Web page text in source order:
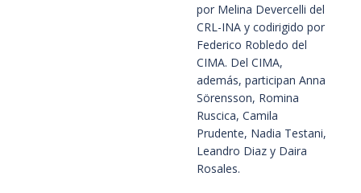
por Melina Devercelli del
CRL-INA y codirigido por
Federico Robledo del
CIMA. Del CIMA,
además, participan Anna
Sörensson, Romina
Ruscica, Camila
Prudente, Nadia Testani,
Leandro Diaz y Daira
Rosales.